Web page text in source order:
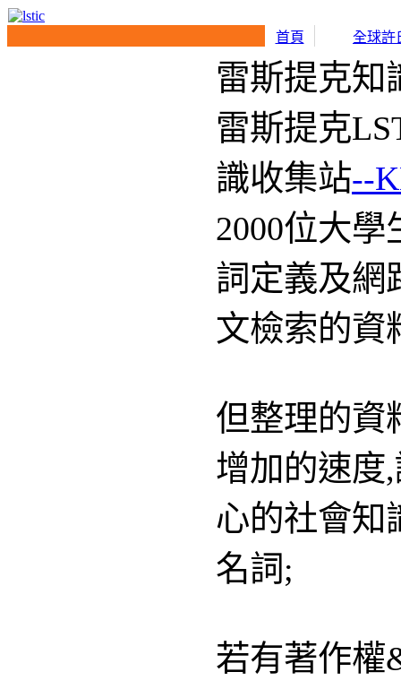
首頁
雷斯提克知識
雷斯提克
識收集站--
2000位大學生
詞定義及網路
文檢索的資料
但整理的資料
增加的速度,誠
心的社會知識
名詞;
若有著作權&